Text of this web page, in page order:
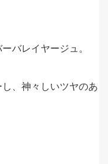
バレイヤージュ。
、神々しいツヤのあ